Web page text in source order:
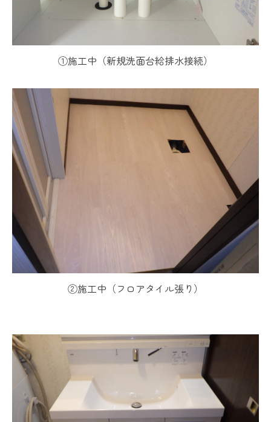
①施工中（新規洗面台給排水接続）
②施工中（フロアタイル張り）